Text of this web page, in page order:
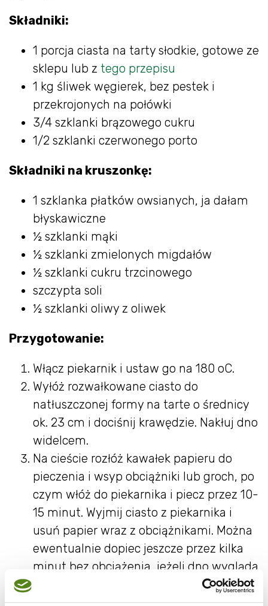
Składniki:
1 porcja ciasta na tarty słodkie, gotowe ze
sklepu lub z tego przepisu
1 kg śliwek węgierek, bez pestek i
przekrojonych na połówki
3/4 szklanki brązowego cukru
1/2 szklanki czerwonego porto
Składniki na kruszonkę:
1 szklanka płatków owsianych, ja dałam
błyskawiczne
½ szklanki mąki
½ szklanki zmielonych migdałów
½ szklanki cukru trzcinowego
szczypta soli
½ szklanki oliwy z oliwek
Przygotowanie:
Włącz piekarnik i ustaw go na 180 oC.
Wyłóż rozwałkowane ciasto do
natłuszczonej formy na tarte o średnicy
ok. 23 cm i dociśnij krawędzie. Nakłuj dno
widelcem.
Na cieście rozłóż kawałek papieru do
pieczenia i wsyp obciążniki lub groch, po
czym włóż do piekarnika i piecz przez 10-
15 minut. Wyjmij ciasto z piekarnika i
usuń papier wraz z obciążnikami. Można
ewentualnie dopiec jeszcze przez kilka
minut bez obciążenia, jeżeli dno wygląda
Włóż śliwki do garnka z grubym dnem,